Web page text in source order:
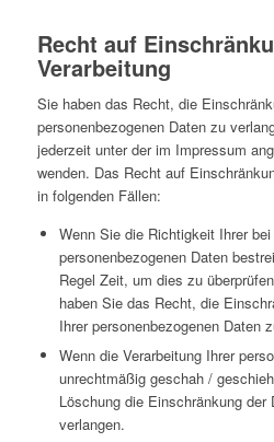
Recht auf
Verarbeitung
Sie haben das Recht, die
personenbezogenen Daten zu
jederzeit unter der im Impressum
wenden. Das Recht auf
in folgenden Fällen:
Wenn Sie die Richtigkeit Ihrer
personenbezogenen Daten
Regel Zeit, um dies zu
haben Sie das Recht, die
Ihrer personenbezogenen Daten
Wenn die Verarbeitung Ihrer
unrechtmäßig geschah /
Löschung die Einschränkung der
verlangen.